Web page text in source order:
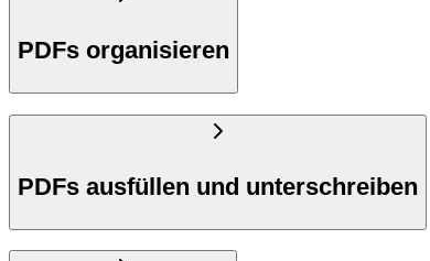
PDFs organisieren
PDFs ausfüllen und unterschreiben